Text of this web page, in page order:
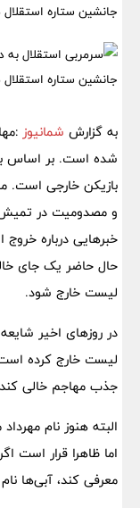
جانشین ستاره
به گزارش شمانیوز
شده است. بر اساس
بازیکن خارجی است.
و مصدومیت در
خبرهایی درباره خروج
حال حاضر یک جای
لیست خارج شود.
در روزهای اخیر
لیست خارج کرده
جذب مهاجم خالی
البته هنوز نام
اما ظاهرا قرار است
معرفی کند، آبی‌ها